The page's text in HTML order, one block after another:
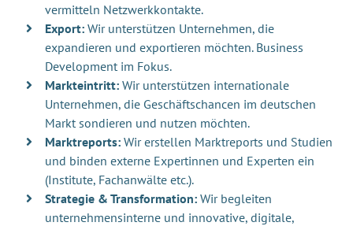
vermitteln Netzwerkkontakte.
Export: Wir unterstützen Unternehmen, die
expandieren und exportieren möchten. Business
Development im Fokus.
Markteintritt: Wir unterstützen internationale
Unternehmen, die Geschäftschancen im deutschen
Markt sondieren und nutzen möchten.
Marktreports: Wir erstellen Marktreports und Studien
und binden externe Expertinnen und Experten ein
(Institute, Fachanwälte etc.).
Strategie & Transformation: Wir begleiten
unternehmensinterne und innovative, digitale,